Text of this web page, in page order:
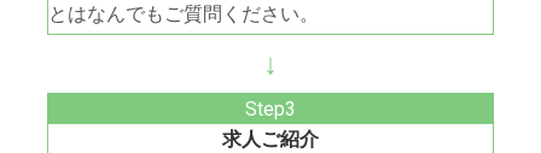
とはなんでもご質問ください。
↓
求人ご紹介